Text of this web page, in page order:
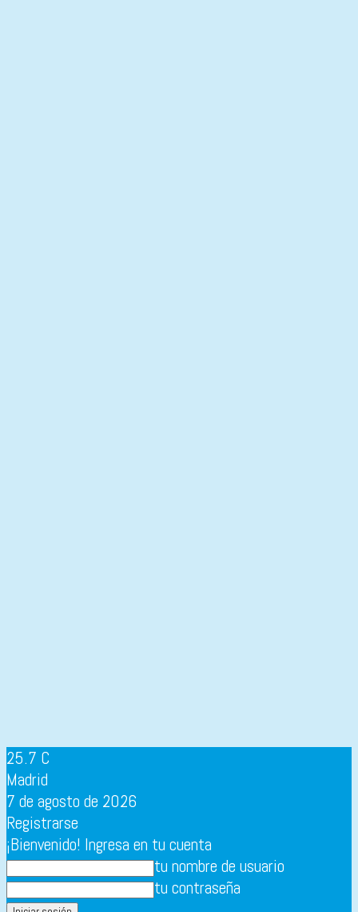
25.7 C
Madrid
7 de agosto de 2026
Registrarse
¡Bienvenido! Ingresa en tu cuenta
tu nombre de usuario
tu contraseña